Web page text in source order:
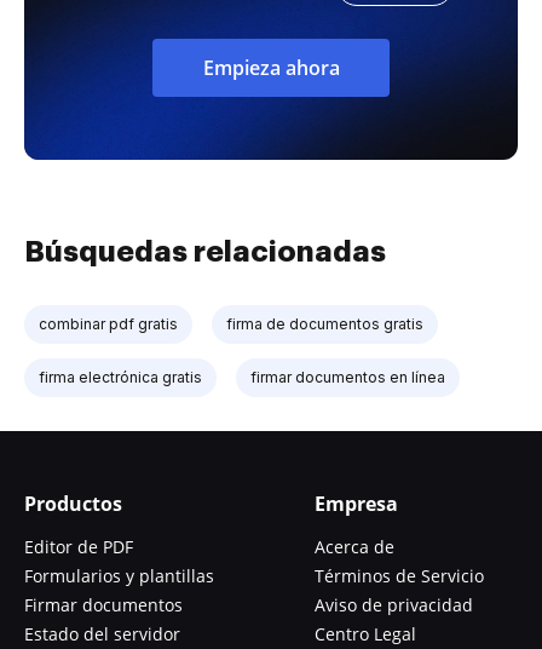
Empieza ahora
Búsquedas relacionadas
combinar pdf gratis firma de documentos gratis
firma electrónica gratis firmar documentos en línea
Productos
Editor de PDF
Formularios y plantillas
Firmar documentos
Estado del servidor
Empresa
Acerca de
Términos de Servicio
Aviso de privacidad
Centro Legal